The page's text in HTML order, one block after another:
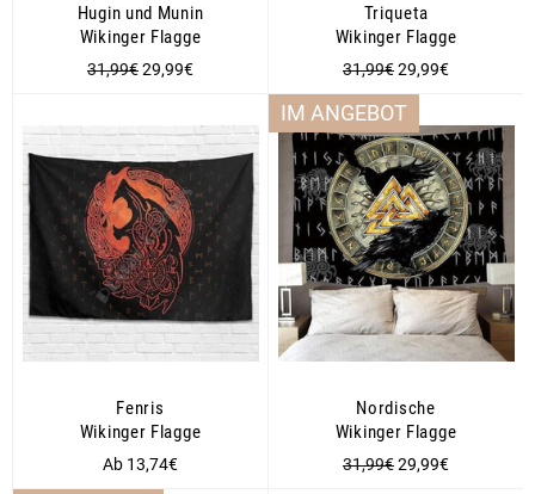
Hugin und Munin
Wikinger Flagge
Normaler
31,99€Sonderpreis
29,99€
Triqueta
Wikinger Flagge
Normaler
Preis
31,99€Sonderpreis
29,99€
Fenris
Wikinger Flagge
Ab 13,74€
Nordische
Wikinger Flagge
Normaler
31,99€Sonderpreis
29,99€
IM ANGEBOT